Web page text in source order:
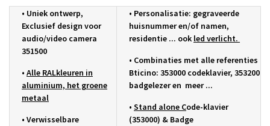
• Uniek ontwerp,
Exclusief design voor
audio/video camera
351500
• Alle RALkleuren in
aluminium, het groene
metaal
• Verwisselbare
• Personalisatie: gegraveerde
huisnummer en/of namen,
residentie ... ook led verlicht.
• Combinaties met alle referenties
Bticino: 353000 codeklavier, 353200
badgelezer en meer ...
• Stand alone Code-klavier
(353000) & Badge